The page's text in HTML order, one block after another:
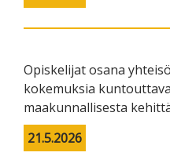
Opiskelijat osana
kokemuksia
maakunnallisesta
21.5.2026